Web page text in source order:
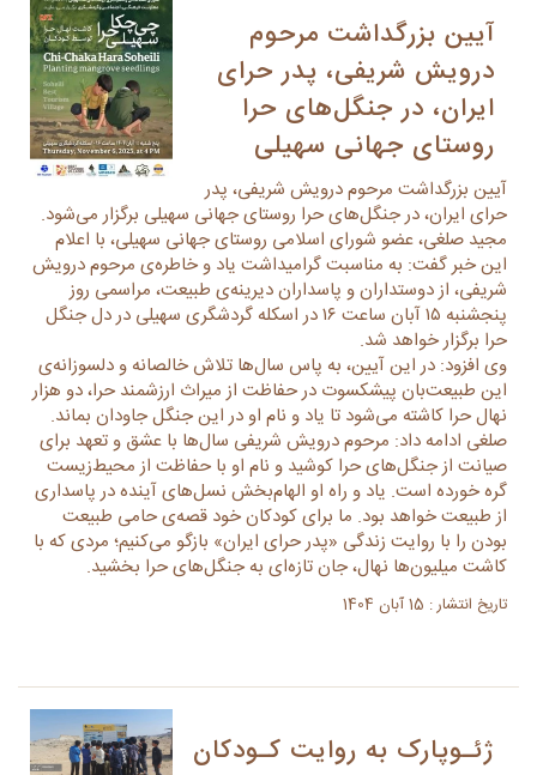
آیین بزرگداشت مرحوم
درویش شریفی، پدر حرای
ایران، در جنگل‌های حرا
روستای جهانی سهیلی
آیین بزرگداشت مرحوم درویش شریفی، پدر
حرای ایران، در جنگل‌های حرا روستای جهانی سهیلی برگزار می‌شود.
مجید صلغی، عضو شورای اسلامی روستای جهانی سهیلی، با اعلام
این خبر گفت: به مناسبت گرامیداشت یاد و خاطره‌ی مرحوم درویش
شریفی، از دوستداران و پاسداران دیرینه‌ی طبیعت، مراسمی روز
پنجشنبه ۱۵ آبان ساعت ۱۶ در اسکله گردشگری سهیلی در دل جنگل
حرا برگزار خواهد شد.
وی افزود: در این آیین، به پاس سال‌ها تلاش خالصانه و دلسوزانه‌ی
این طبیعت‌بان پیشکسوت در حفاظت از میراث ارزشمند حرا، دو هزار
نهال حرا کاشته می‌شود تا یاد و نام او در این جنگل جاودان بماند.
صلغی ادامه داد: مرحوم درویش شریفی سال‌ها با عشق و تعهد برای
صیانت از جنگل‌های حرا کوشید و نام او با حفاظت از محیط‌زیست
گره خورده است. یاد و راه او الهام‌بخش نسل‌های آینده در پاسداری
از طبیعت خواهد بود. ما برای کودکان خود قصه‌ی حامی طبیعت
بودن را با روایت زندگی «پدر حرای ایران» بازگو می‌کنیم؛ مردی که با
کاشت میلیون‌ها نهال، جان تازه‌ای به جنگل‌های حرا بخشید.
تاریخ انتشار : 15 آبان 1404
ژئـوپارک به روایت کـودکان